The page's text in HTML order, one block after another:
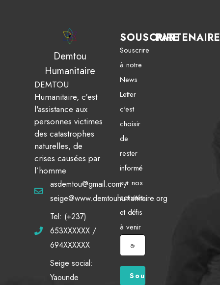
Demtou
Humanitaire
DEMTOU
Humanitaire, c'est
l'assistance aux
personnes victimes
des catastrophes
naturelles, de
crises causées par
l’homme
asdemtou@gmail.com /
seige@www.demtouhumanitaire.org
Tel: (+237)
653XXXXXX /
694XXXXXX
Seige social:
Yaounde
SOUSCRIRE
Souscrire
à notre
News
Letter
c'est
choisir
de
rester
informé
sur nos
activités
et défis
à venir